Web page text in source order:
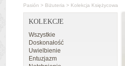
Pasión > Biżuteria > Kolekcja Księżycowa
KOLEKCJE
Wszystkie
Doskonałość
Uwielbienie
Entuzjazm